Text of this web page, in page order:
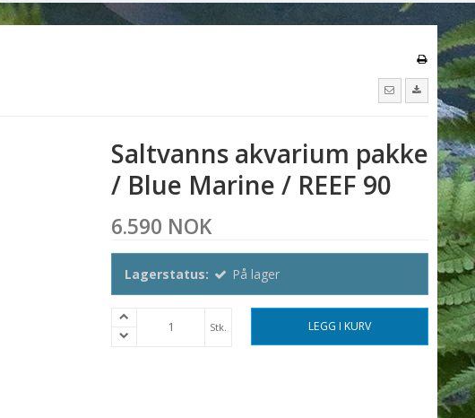
Saltvanns akvarium pakke
/ Blue Marine / REEF 90
6.590 NOK
Lagerstatus: På lager
Stk. LEGG I KURV